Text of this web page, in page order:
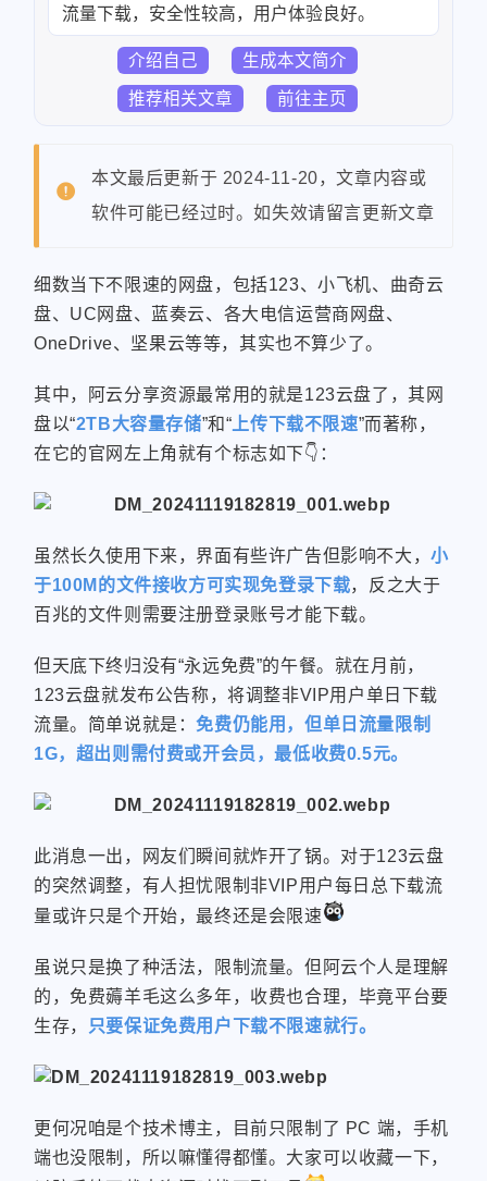
流量下载，安全性较高，用户体验良好。
介绍自己 生成本文简介
推荐相关文章 前往主页
本文最后更新于 2024-11-20，文章内容或
软件可能已经过时。如失效请留言更新文章
细数当下不限速的网盘，包括123、小飞机、曲奇云
盘、UC网盘、蓝奏云、各大电信运营商网盘、
OneDrive、坚果云等等，其实也不算少了。
其中，阿云分享资源最常用的就是123云盘了，其网
盘以“2TB大容量存储”和“ 上传下载不限速”而著称，
在它的官网左上角就有个标志如下👇：
虽然长久使用下来，界面有些许广告但影响不大，小
于100M的文件接收方可实现免登录下载，反之大于
百兆的文件则需要注册登录账号才能下载。
但天底下终归没有“永远免费”的午餐。就在月前，
123云盘就发布公告称，将调整非VIP用户单日下载
流量。简单说就是：免费仍能用，但单日流量限制
1G，超出则需付费或开会员，最低收费0.5元。
此消息一出，网友们瞬间就炸开了锅。对于123云盘
的突然调整，有人担忧限制非VIP用户每日总下载流
量或许只是个开始，最终还是会限速
虽说只是换了种活法，限制流量。但阿云个人是理解
的，免费薅羊毛这么多年，收费也合理，毕竟平台要
生存，
只要保证免费用户下载不限速就行。
更何况咱是个技术博主，目前只限制了 PC 端，手机
端也没限制，所以嘛懂得都懂。大家可以收藏一下，